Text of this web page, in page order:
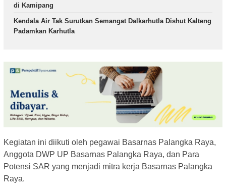
di Kamipang
Kendala Air Tak Surutkan Semangat Dalkarhutla Dishut Kalteng
Padamkan Karhutla
Kegiatan ini diikuti oleh pegawai Basarnas Palangka Raya,
Anggota DWP UP Basarnas Palangka Raya, dan Para
Potensi SAR yang menjadi mitra kerja Basarnas Palangka
Raya.